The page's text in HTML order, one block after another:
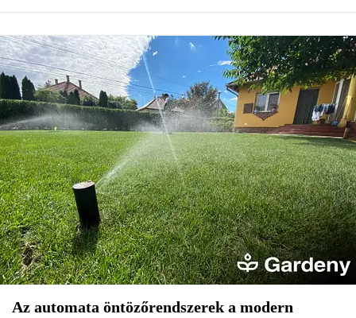
Az automata öntözőrendszerek a modern